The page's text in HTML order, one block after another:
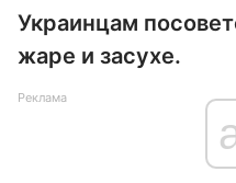
Украинцам
жаре и засухе.
Реклама